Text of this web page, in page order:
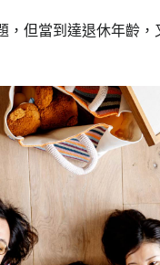
，但當到達退休年齡